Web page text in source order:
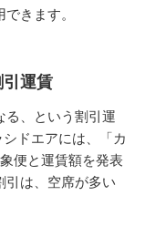
きます。
運賃
る、という割引運
ドエアには、「カ
便と運賃額を発表
引は、空席が多い